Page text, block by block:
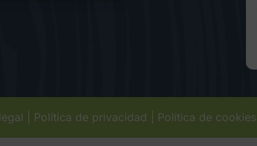
Política de privacidad Política de cookies